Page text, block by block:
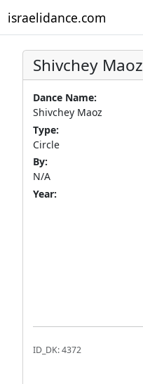
israelidance.com
Shivchey Maoz
Dance Name:
Shivchey Maoz
Type:
Circle
By:
N/A
Year:
ID_DK: 4372